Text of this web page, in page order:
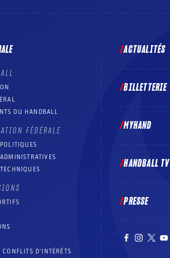
DU HANDBALL
FÉDÉRALE
ADMINISTRATIVES
CONFLITS D'INTÉRÊTS
ACTUALITÉS
BILLETTERIE
MYHAND
HANDBALL TV
PRESSE